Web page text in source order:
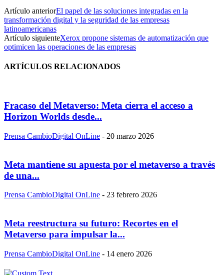
Artículo anteriorEl papel de las soluciones integradas en la
transformación digital y la seguridad de las empresas
latinoamericanas
Artículo siguienteXerox propone sistemas de automatización que
optimicen las operaciones de las empresas
ARTÍCULOS RELACIONADOS
Fracaso del Metaverso: Meta cierra el acceso a
Horizon Worlds desde...
Prensa CambioDigital OnLine - 20 marzo 2026
Meta mantiene su apuesta por el metaverso a través
de una...
Prensa CambioDigital OnLine - 23 febrero 2026
Meta reestructura su futuro: Recortes en el
Metaverso para impulsar la...
Prensa CambioDigital OnLine - 14 enero 2026